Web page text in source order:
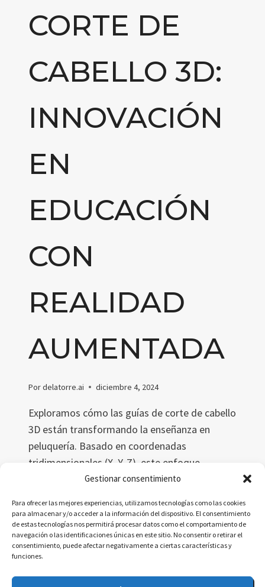
Gestionar consentimiento
Para ofrecer las mejores experiencias, utilizamos tecnologías como las cookies
para almacenar y/o acceder a la información del dispositivo. El consentimiento
de estas tecnologías nos permitirá procesar datos como el comportamiento de
navegación o las identificaciones únicas en este sitio. No consentir o retirar el
consentimiento, puede afectar negativamente a ciertas características y
funciones.
CORTE DE
CABELLO 3D:
INNOVACIÓN
EN
EDUCACIÓN
CON
REALIDAD
AUMENTADA
Pordelatorre.ai diciembre 4, 2024
Exploramos cómo las guías de corte de cabello
3D están transformando la enseñanza en
peluquería. Basado en coordenadas
tridimensionales (X, Y, Z), este enfoque
combina escaneo 3D, modelado avanzado y
técnica y la experiencia educativa de manera
innovadora.
LEER MÁS